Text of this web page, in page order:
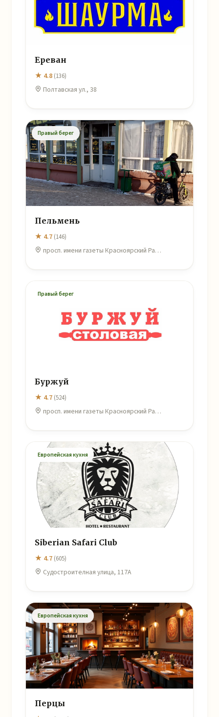
Ереван
★ 4.8 (136)
Полтавская ул., 38
Правый берег
Пельмень
★ 4.7 (146)
просп. имени газеты Красноярский Ра…
Правый берег
Буржуй
★ 4.7 (524)
просп. имени газеты Красноярский Ра…
Европейская кухня
Siberian Safari Club
★ 4.7 (605)
Судостроителная улица, 117А
Европейская кухня
Перцы